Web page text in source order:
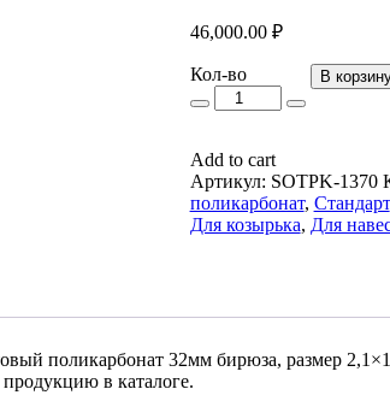
46,000.00 ₽
Кол-воКол-
В
Add to cart
Артикул: SOTPK-1370
поликарбонат, Стандарт
Для козырька, Для
поликарбонат 32мм бирюза, размер
в каталоге.